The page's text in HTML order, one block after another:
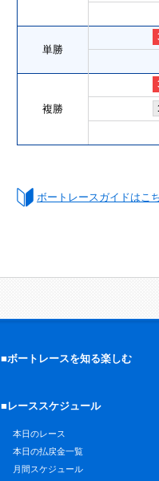
単勝
複勝
ボートレースガイドはこ
■ボートレースを知る楽しむ
■レーススケジュール
本日のレース
本日の払戻金一覧
月間スケジュール